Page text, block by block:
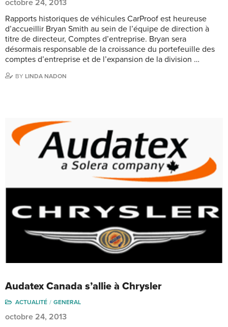
octobre 24, 2013
Rapports historiques de véhicules CarProof est heureuse
d’accueillir Bryan Smith au sein de l’équipe de direction à
titre de directeur, Comptes d’entreprise. Bryan sera
désormais responsable de la croissance du portefeuille des
comptes d’entreprise et de l’expansion de la division …
BY LINDA NADON
Audatex Canada s’allie à Chrysler
ACTUALITÉ GENERAL
octobre 24, 2013